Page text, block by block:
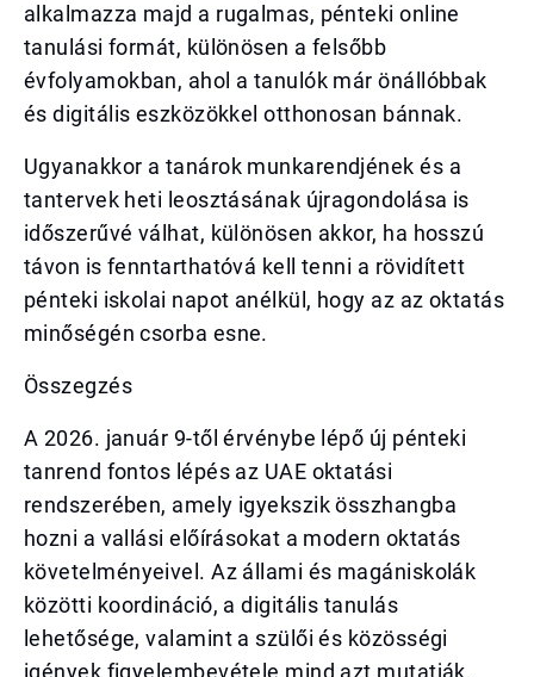
alkalmazza majd a rugalmas, pénteki online
tanulási formát, különösen a felsőbb
évfolyamokban, ahol a tanulók már önállóbbak
és digitális eszközökkel otthonosan bánnak.
Ugyanakkor a tanárok munkarendjének és a
tantervek heti leosztásának újragondolása is
időszerűvé válhat, különösen akkor, ha hosszú
távon is fenntarthatóvá kell tenni a rövidített
pénteki iskolai napot anélkül, hogy az az oktatás
minőségén csorba esne.
Összegzés
A 2026. január 9-től érvénybe lépő új pénteki
tanrend fontos lépés az UAE oktatási
rendszerében, amely igyekszik összhangba
hozni a vallási előírásokat a modern oktatás
követelményeivel. Az állami és magániskolák
közötti koordináció, a digitális tanulás
lehetősége, valamint a szülői és közösségi
igények figyelembevétele mind azt mutatják,